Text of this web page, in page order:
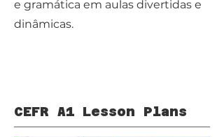
e gramática em aulas divertidas e
dinâmicas.
CEFR A1 Lesson Plans